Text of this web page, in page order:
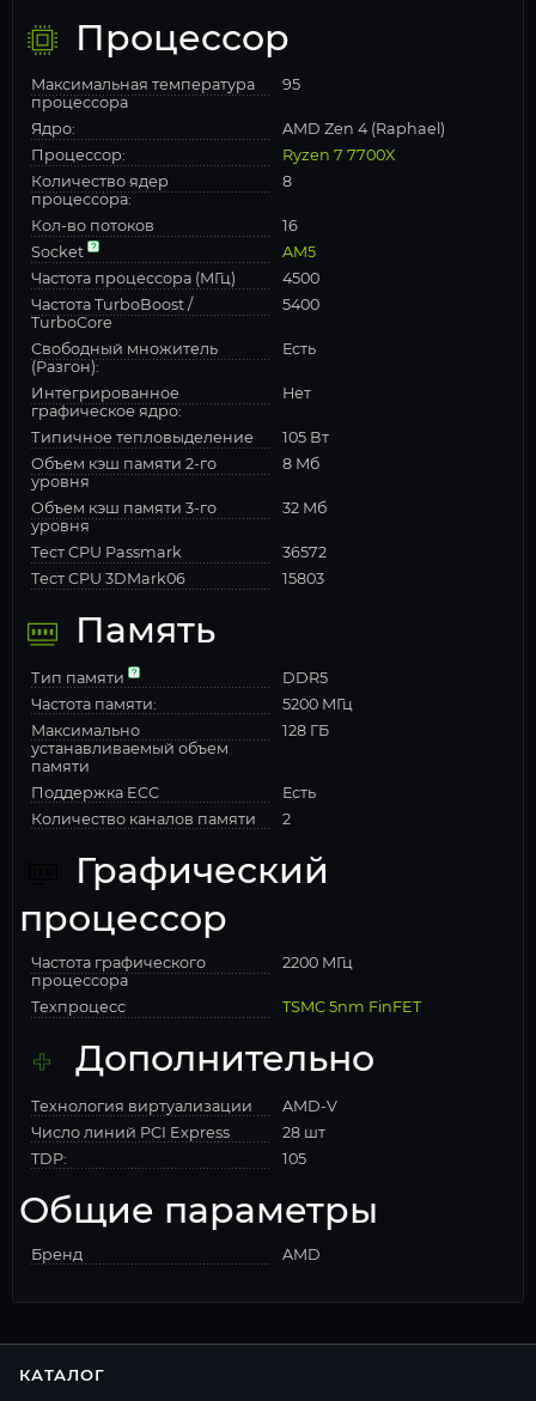
Процессор
Максимальная температура
процессора
95
Ядро:
AMD Zen 4 (Raphael)
Процессор:
Ryzen 7 7700X
Количество ядер
процессора:
8
Кол-во потоков
16
Socket
AM5
Частота процессора (МГц)
4500
Частота TurboBoost /
TurboCore
5400
Свободный множитель
(Разгон):
Есть
Интегрированное
графическое ядро:
Нет
Типичное тепловыделение
105 Вт
Объем кэш памяти 2-го
уровня
8 Мб
Объем кэш памяти 3-го
уровня
32 Мб
Тест CPU Passmark
36572
Тест CPU 3DMark06
15803
Память
Тип памяти
DDR5
Частота памяти:
5200 МГц
Максимально
устанавливаемый объем
памяти
128 ГБ
Поддержка ECC
Есть
Количество каналов памяти
2
Графический
процессор
Частота графического
процессора
2200 МГц
Техпроцесс TSMC 5nm FinFET
Дополнительно
Технология виртуализации
AMD-V
Число линий PCI Express
28 шт
TDP:
105
Общие параметры
Бренд AMD
КАТАЛОГ